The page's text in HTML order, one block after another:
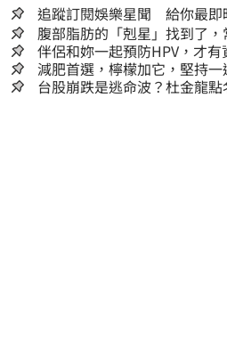
追蹤訂閱娛樂星聞 給你最即
腹部脂肪的「剋星」找到了
囊，瘦出小蠻腰
伴侶和妳一起預防HPV，才有
減肥首選，檸檬加它，堅持
人生
台股崩跌是逃命波？杜金龍